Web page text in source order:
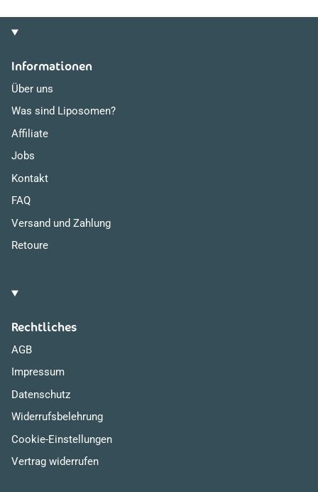
Informationen
Über uns
Was sind Liposomen?
Affiliate
Jobs
Kontakt
FAQ
Versand und Zahlung
Retoure
Rechtliches
AGB
Impressum
Datenschutz
Widerrufsbelehrung
Cookie-Einstellungen
Vertrag widerrufen